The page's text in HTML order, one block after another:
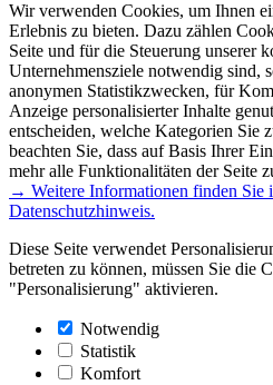
Wir verwenden Cookies, um Ihnen
Erlebnis zu bieten. Dazu zählen
Seite und für die Steuerung unserer
Unternehmensziele notwendig sind,
anonymen Statistikzwecken, für
Anzeige personalisierter Inhalte
entscheiden, welche Kategorien Sie
beachten Sie, dass auf Basis Ihrer
mehr alle Funktionalitäten der Seite
→ Weitere Informationen finden Sie
Datenschutzhinweis.
Diese Seite verwendet
betreten zu können, müssen Sie die
"Personalisierung" aktivieren.
Notwendig
Statistik
Komfort